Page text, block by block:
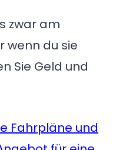
zwar am
wenn du sie
Sie Geld und
Fahrpläne und